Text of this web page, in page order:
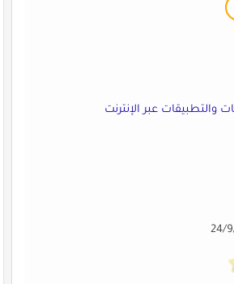
والتطبيقات عبر الإنترنت